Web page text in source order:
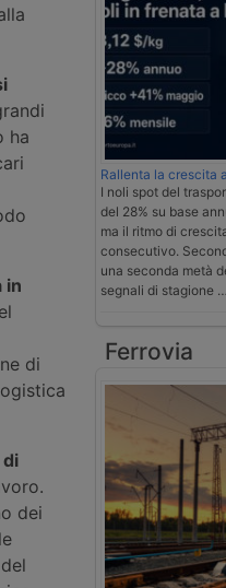
ha
in
di
di
dei
Rallenta la crescita
I noli spot del
del 28% su base
ma il ritmo di
consecutivo.
una seconda metà
segnali di stagione …
Ferrovia